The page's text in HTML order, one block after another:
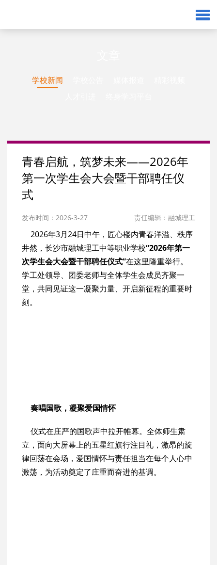
学校新闻
青春启航，筑梦未来——2026年
第一次学生会大会暨干部聘任仪
式
发布时间：2026-3-27 责任编辑：融城理工
2026年3月24日中午，匠心楼内青春洋溢、秩序
井然，长沙市融城理工中等职业学校“2026年第一
次学生会大会暨干部聘任仪式”在这里隆重举行。
学工处领导、团委老师与全体学生会成员齐聚一
堂，共同见证这一凝聚力量、开启新征程的重要时
刻。
奏唱国歌，凝聚爱国情怀
仪式在庄严的国歌声中拉开帷幕。全体师生肃
立，面向大屏幕上的五星红旗行注目礼，激昂的旋
律回荡在会场，爱国情怀与责任担当在每个人心中
激荡，为活动奠定了庄重而奋进的基调。